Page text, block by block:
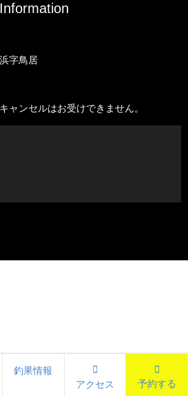
Information
字鳥居
ャンセルはお受けできません。
釣果情報
アクセス
予約する